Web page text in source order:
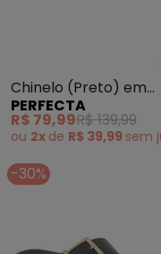
Chinelo (Preto) em
Sintético
PERFECTA
R$ 79,99R$ 139,99
ou 2x de R$ 39,99 sem
-30%